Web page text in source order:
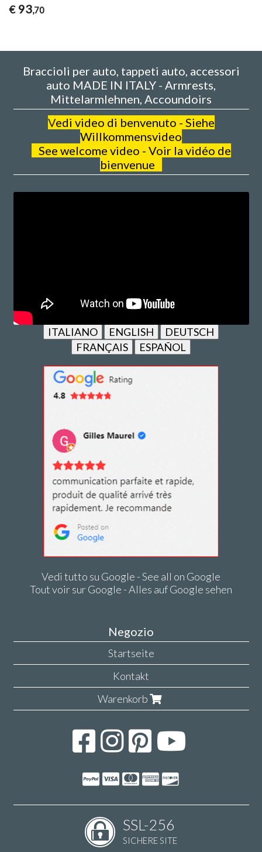
€ 93,70
Braccioli per auto, tappeti auto, accessori
auto MADE IN ITALY - Armrests,
Mittelarmlehnen, Accoundoirs
Vedi video di benvenuto - Siehe
Willkommensvideo
See welcome video - Voir la vidéo de
bienvenue
ITALIANO ENGLISH
DEUTSCH
FRANÇAIS
ESPAÑOL
Vedi tutto su Google - See all on Google
Tout voir sur Google - Alles auf Google sehen
Negozio
Startseite
Kontakt
Warenkorb
SSL-256
SICHERE SITE